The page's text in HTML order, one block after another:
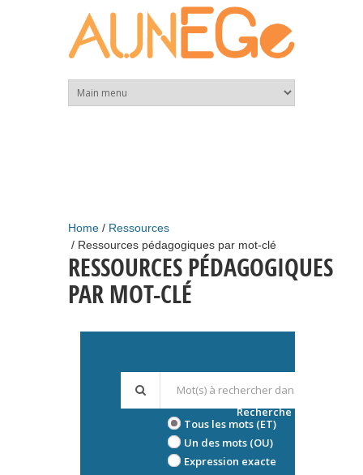
Home
Ressources
Ressources pédagogiques par mot-clé
RESSOURCES PÉDAGOGIQUES
PAR MOT-CLÉ
Tous les mots (ET)
Un des mots (OU)
Expression exacte
Recherche avancée